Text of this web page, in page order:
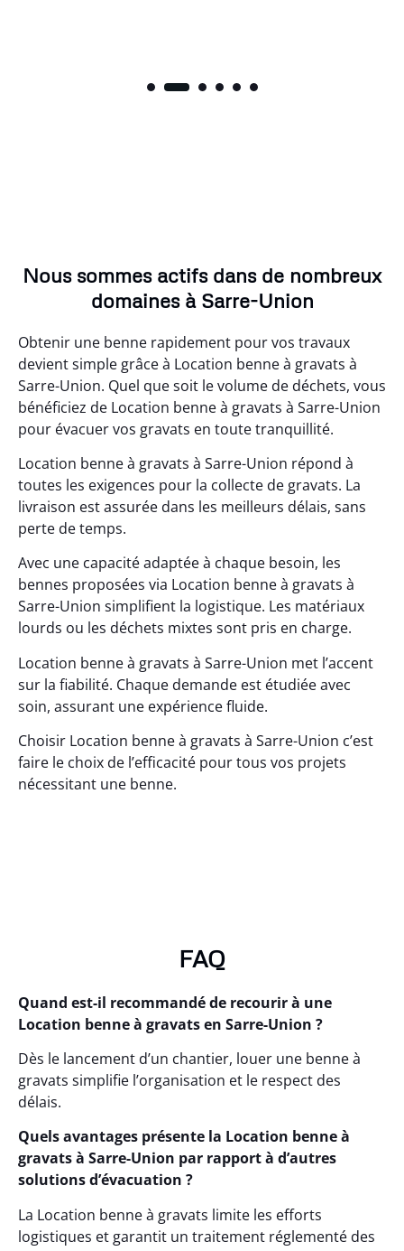
Nous sommes actifs dans de nombreux
domaines à Sarre-Union
Obtenir une benne rapidement pour vos travaux
devient simple grâce à Location benne à gravats à
Sarre-Union. Quel que soit le volume de déchets, vous
bénéficiez de Location benne à gravats à Sarre-Union
pour évacuer vos gravats en toute tranquillité.
Location benne à gravats à Sarre-Union répond à
toutes les exigences pour la collecte de gravats. La
livraison est assurée dans les meilleurs délais, sans
perte de temps.
Avec une capacité adaptée à chaque besoin, les
bennes proposées via Location benne à gravats à
Sarre-Union simplifient la logistique. Les matériaux
lourds ou les déchets mixtes sont pris en charge.
Location benne à gravats à Sarre-Union met l’accent
sur la fiabilité. Chaque demande est étudiée avec
soin, assurant une expérience fluide.
Choisir Location benne à gravats à Sarre-Union c’est
faire le choix de l’efficacité pour tous vos projets
nécessitant une benne.
FAQ
Quand est-il recommandé de recourir à une
Location benne à gravats en Sarre-Union ?
Dès le lancement d’un chantier, louer une benne à
gravats simplifie l’organisation et le respect des
délais.
Quels avantages présente la Location benne à
gravats à Sarre-Union par rapport à d’autres
solutions d’évacuation ?
La Location benne à gravats limite les efforts
logistiques et garantit un traitement réglementé des